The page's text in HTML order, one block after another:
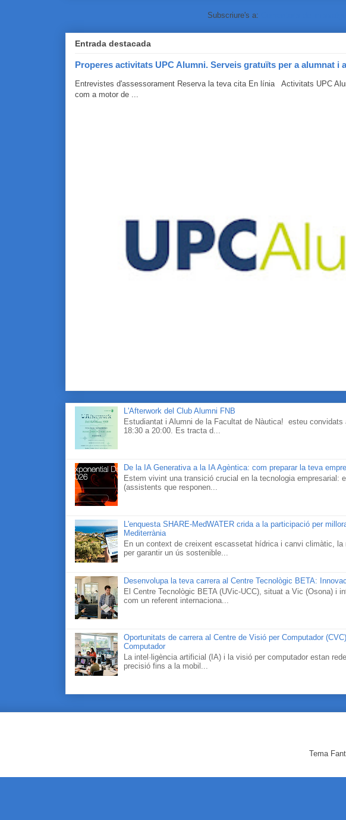
Subscriure's a:
Entrada destacada
Properes activitats UPC Alumni. Serveis gratuïts per a alumnat i
Entrevistes d'assessorament Reserva la teva cita En línia Activitats UPC
com a motor de ...
L'Afterwork del Club Alumni FNB
Estudiantat i Alumni de la Facultat de Nàutica! esteu
18:30 a 20:00. Es tracta d...
De la IA Generativa a la IA Agèntica: com preparar la teva
Estem vivint una transició crucial en la tecnologia empresarial:
(assistents que responen...
L'enquesta SHARE-MedWATER crida a la participació per
Mediterrània
En un context de creixent escassetat hídrica i canvi climàtic, la
per garantir un ús sostenible...
Desenvolupa la teva carrera al Centre Tecnològic BETA:
El Centre Tecnològic BETA (UVic-UCC), situat a Vic (Osona) i
com un referent internaciona...
Oportunitats de carrera al Centre de Visió per Computador
Computador
La intel·ligència artificial (IA) i la visió per computador estan
precisió fins a la mobil...
Tema